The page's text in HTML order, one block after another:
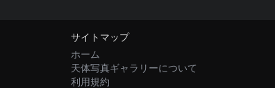
サイトマップ
ホーム
天体写真ギャラリーについて
利用規約